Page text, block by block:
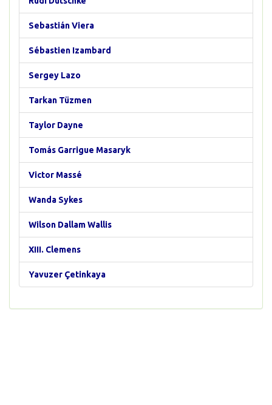
Sebastián Viera
Sébastien Izambard
Sergey Lazo
Tarkan Tüzmen
Taylor Dayne
Tomás Garrigue Masaryk
Victor Massé
Wanda Sykes
Wilson Dallam Wallis
XIII. Clemens
Yavuzer Çetinkaya